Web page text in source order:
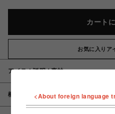
カート
お気に入りア
アイテム説明 / 素材
概要 <About foreign language